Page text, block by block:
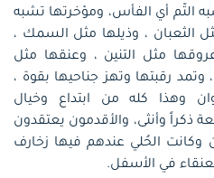
التّم أي الفأس، ومؤخرتها تشبه
الثعبان ، وذيلها مثل السمك ،
مثل التنين ، وعنقها مثل
رقبتها وتهز جناحيها بقوة ،
وهذا كله من ابتداع وخيال
ذكراً وأنثى، والأقدمون يعتقدون
وكانت الحُلي عندهم فيها زخارف
في الأسفل.